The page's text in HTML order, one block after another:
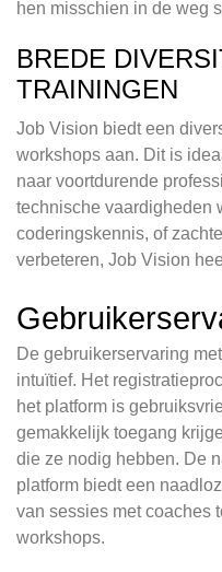
hen misschien in de weg
BREDE
TRAININGEN
Job Vision biedt een
workshops aan. Dit is
naar voortdurende
technische vaardigheden
coderingskennis, of
verbeteren, Job Vision
De gebruikerservaring
intuïtief. Het
het platform is
gemakkelijk toegang
die ze nodig hebben. De
platform biedt een
van sessies met coaches
workshops.